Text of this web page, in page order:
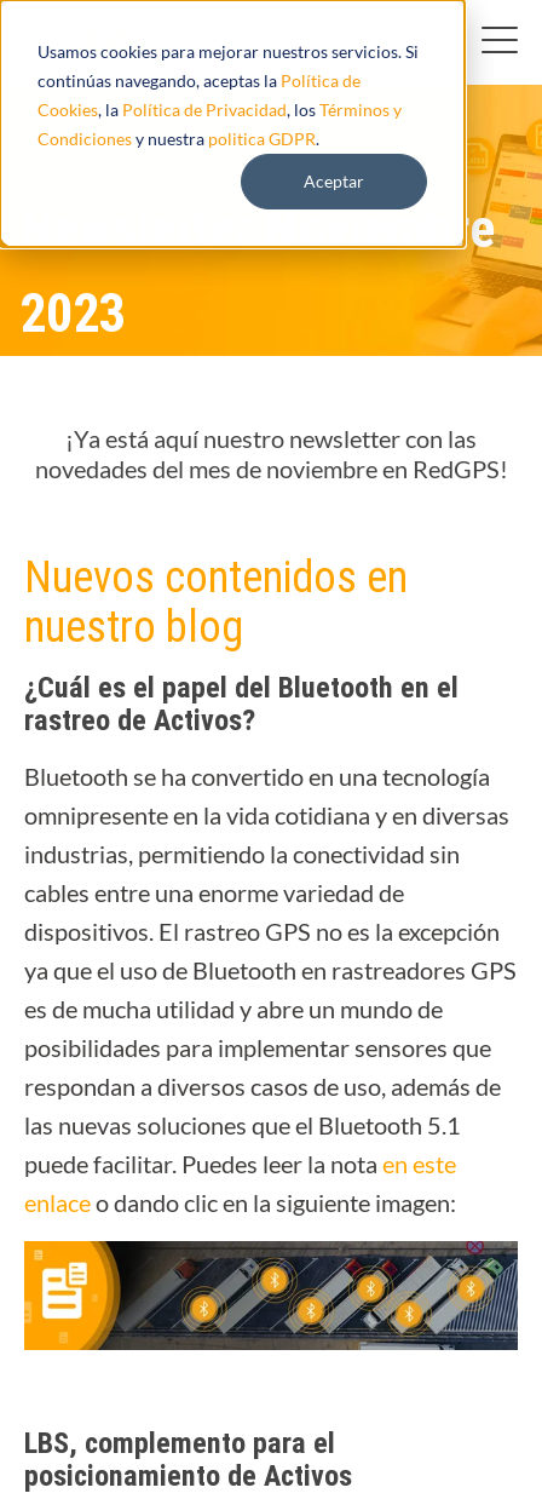
Usamos cookies para mejorar nuestros servicios. Si
continúas navegando, aceptas la Política de
Cookies, la Política de Privacidad, losTérminos y
Condicionesy nuestra politica GDPR.
Aceptar
Newsletter Noviembre
2023
¡Ya está aquí nuestro newsletter con las
novedades del mes de noviembre en RedGPS!
Nuevos contenidos en
nuestro blog
¿Cuál es el papel del Bluetooth en el
rastreo de Activos?
Bluetooth se ha convertido en una tecnología
omnipresente en la vida cotidiana y en diversas
industrias, permitiendo la conectividad sin
cables entre una enorme variedad de
dispositivos. El rastreo GPS no es la excepción
ya que el uso de Bluetooth en rastreadores GPS
es de mucha utilidad y abre un mundo de
posibilidades para implementar sensores que
respondan a diversos casos de uso, además de
las nuevas soluciones que el Bluetooth 5.1
puede facilitar. Puedes leer la nota en este
enlaceo dando clic en la siguiente imagen:
LBS, complemento para el
posicionamiento de Activos